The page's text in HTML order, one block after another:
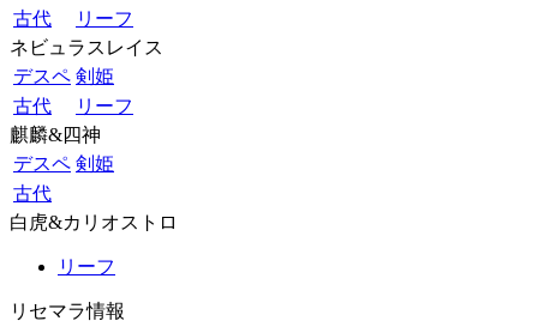
古代
リーフ
ネビュラスレイス
デスペ 剣姫
古代
リーフ
麒麟&四神
デスペ 剣姫
古代
白虎&カリオストロ
リーフ
リセマラ情報